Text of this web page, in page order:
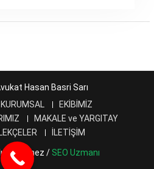
Hasan Basri Sarı
KURUMSAL
EKİBİMİZ
MAKALE ve YARGITAY
İLETİŞİM
Ölmez / SEO Uzmanı